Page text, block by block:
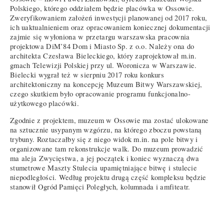
Polskiego, którego oddziałem będzie placówka w Ossowie.
Zweryfikowaniem założeń inwestycji planowanej od 2017 roku,
ich uaktualnieniem oraz opracowaniem koniecznej dokumentacji
zajmie się wyłoniona w przetargu warszawska pracownia
projektowa DiM’84 Dom i Miasto Sp. z o.o. Należy ona do
architekta Czesława Bieleckiego, który zaprojektował m.in.
gmach Telewizji Polskiej przy ul. Woronicza w Warszawie.
Bielecki wygrał też w sierpniu 2017 roku konkurs
architektoniczny na koncepcję Muzeum Bitwy Warszawskiej,
czego skutkiem było opracowanie programu funkcjonalno-
użytkowego placówki.
Zgodnie z projektem, muzeum w Ossowie ma zostać ulokowane
na sztucznie usypanym wzgórzu, na którego zboczu powstaną
trybuny. Roztaczałby się z niego widok m.in. na pole bitwy i
organizowane tam rekonstrukcje walk. Do muzeum prowadzić
ma aleja Zwycięstwa, a jej początek i koniec wyznaczą dwa
stumetrowe Maszty Stulecia upamiętniające bitwę i stulecie
niepodległości. Według projektu drugą część kompleksu będzie
stanowił Ogród Pamięci Poległych, kolumnada i amfiteatr.